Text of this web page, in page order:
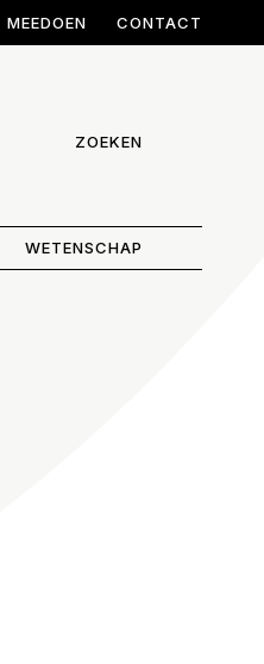
MEEDOEN CONTACT
ZOEKEN
WETENSCHAP